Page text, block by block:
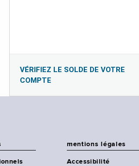
VÉRIFIEZ LE SOLDE DE VOTRE
COMPTE
mentions légales
Accessibilité